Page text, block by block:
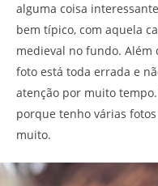
alguma coisa
bem típico, com aquela
medieval no fundo. Além
foto está toda errada e
atenção por muito
porque tenho várias
muito.